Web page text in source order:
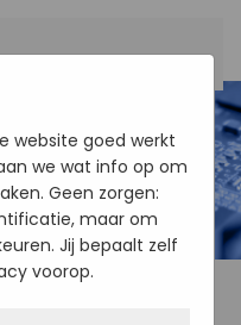
EDT 3x3G Xilinx Virtex II
website goed werkt
we wat info op om
Geen zorgen:
maar om
Jij bepaalt zelf
voorop.